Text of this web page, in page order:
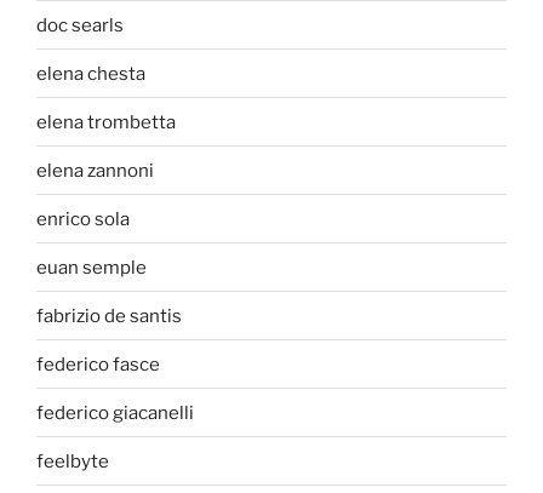
doc searls
elena chesta
elena trombetta
elena zannoni
enrico sola
euan semple
fabrizio de santis
federico fasce
federico giacanelli
feelbyte